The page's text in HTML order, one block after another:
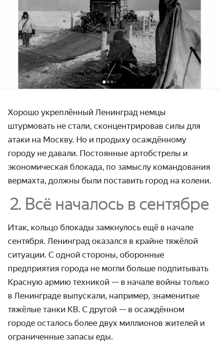
Хорошо укреплённый Ленинград немцы
штурмовать не стали, сконцентрировав силы для
атаки на Москву. Но и продыху осаждённому
городу не давали. Постоянные артобстрелы и
экономическая блокада, по замыслу командования
вермахта, должны были поставить город на колени.
2. Всё началось в сентябре
Итак, кольцо блокады замкнулось ещё в начале
сентября. Ленинград оказался в крайне тяжёлой
ситуации. С одной стороны, оборонные
предприятия города не могли больше подпитывать
Красную армию техникой — в начале войны только
в Ленинграде выпускали, например, знаменитые
тяжёлые танки КВ. С другой — в осаждённом
городе осталось более двух миллионов жителей и
ограниченные запасы еды.